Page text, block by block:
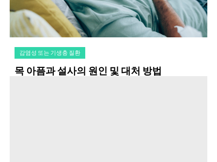
감염성 또는 기생충 질환
목 아픔과 설사의 원인 및 대처 방법